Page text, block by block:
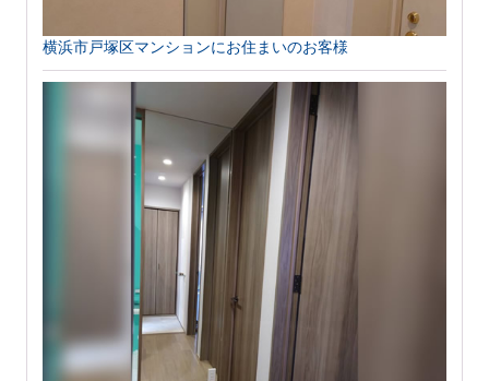
横浜市戸塚区マンションにお住まいのお客様